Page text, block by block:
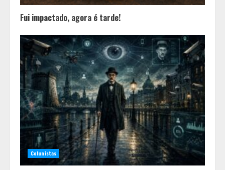
Fui impactado, agora é tarde!
Colunistas